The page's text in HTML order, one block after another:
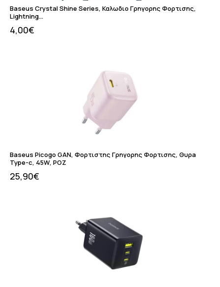
Baseus Crystal Shine Series, Καλωδιο Γρηγορης Φορτισης,
Lightning…
4,00€
Baseus Picogo GAN, Φορτιστης Γρηγορης Φορτισης, Θυρa
Type-c, 45W, ΡΟΖ
25,90€